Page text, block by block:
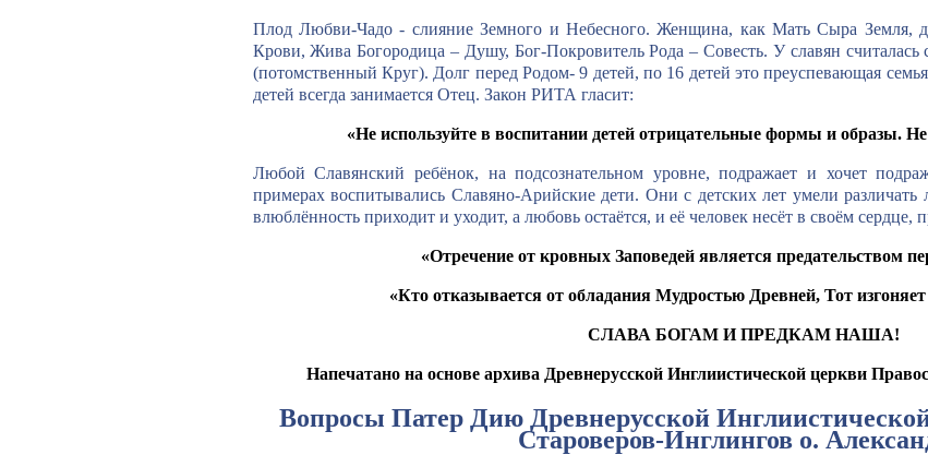
Плод Любви-Чадо - слияние Земного и Небесного. Женщина, как Мать Сыра Земля,
Крови, Жива Богородица – Душу, Бог-Покровитель Рода – Совесть. У славян считалась
(потомственный Круг). Долг перед Родом- 9 детей, по 16 детей это преуспевающая
детей всегда занимается Отец. Закон РИТА гласит:
«Не используйте в воспитании детей отрицательные формы и образы.
Любой Славянский ребёнок, на подсознательном уровне, подражает и хочет
примерах воспитывались Славяно-Арийские дети. Они с детских лет умели
влюблённость приходит и уходит, а любовь остаётся, и её человек несёт в своём
«Отречение от кровных Заповедей является предательством
«Кто отказывается от обладания Мудростью Древней, Тот
СЛАВА БОГАМ И ПРЕДКАМ НАША!
Напечатано на основе архива Древнерусской Инглиистической церкви
Вопросы Патер Дию Древнерусской
Староверов-Инглингов о.